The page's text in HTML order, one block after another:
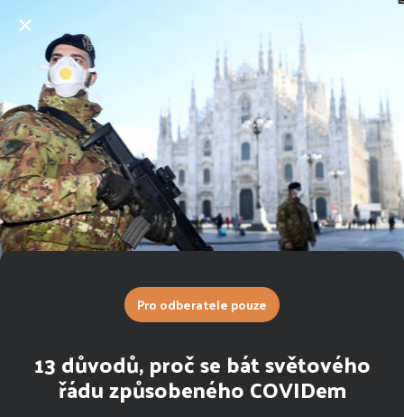
Pro odberatele pouze
13 důvodů, proč se bát světového
řádu způsobeného COVIDem